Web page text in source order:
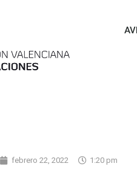
febrero 22, 2022 1:20 pm